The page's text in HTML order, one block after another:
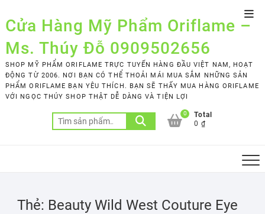
to
content
Cửa Hàng Mỹ Phẩm Oriflame –
Ms. Thúy Đỗ 0909502656
SHOP MỸ PHẨM ORIFLAME TRỰC TUYẾN HÀNG ĐẦU VIỆT NAM, HOẠT
ĐỘNG TỪ 2006. NƠI BẠN CÓ THỂ THOẢI MÁI MUA SẮM NHỮNG SẢN
PHẨM ORIFLAME BẠN YÊU THÍCH. BẠN SẼ THẤY MUA HÀNG ORIFLAME
VỚI NGỌC THÚY SHOP THẬT DỄ DÀNG VÀ TIỆN LỢI
Tìm
kiếm:
0
Total
0 ₫
Thẻ: Beauty Wild West Couture Eye